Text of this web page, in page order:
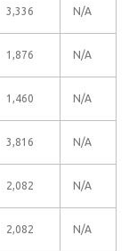
3,336 N/A
1,876 N/A
1,460 N/A
3,816 N/A
2,082 N/A
2,082 N/A